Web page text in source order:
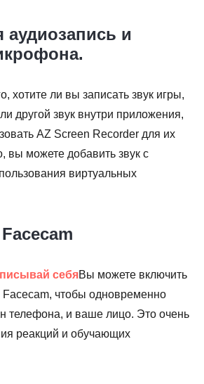
аудиозапись и
хотите ли вы записать звук игры,
другой звук внутри приложения,
AZ Screen Recorder для их
вы можете добавить звук с
виртуальных
себяВы можете включить
чтобы одновременно
телефона, и ваше лицо. Это очень
реакций и обучающих